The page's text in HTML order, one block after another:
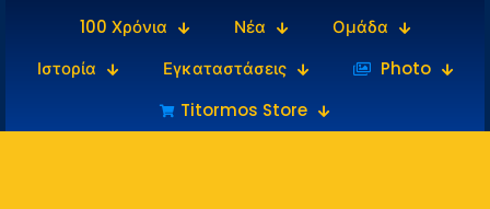
100 Χρόνια
Νέα
Ομάδα
Ιστορία
Εγκαταστάσεις
‎‏‏‎ ‎Photo
Titormos Store